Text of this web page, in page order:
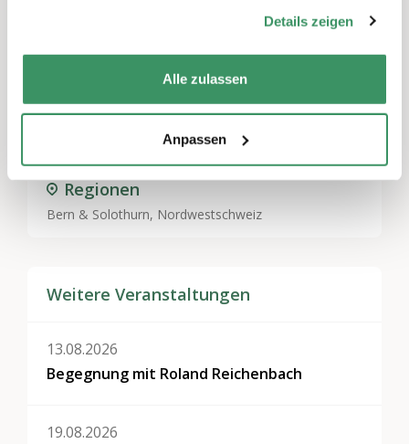
Details zeigen
Alle zulassen
Anpassen
Regionen
Bern & Solothurn, Nordwestschweiz
Weitere Veranstaltungen
13.08.2026
Begegnung mit Roland Reichenbach
19.08.2026